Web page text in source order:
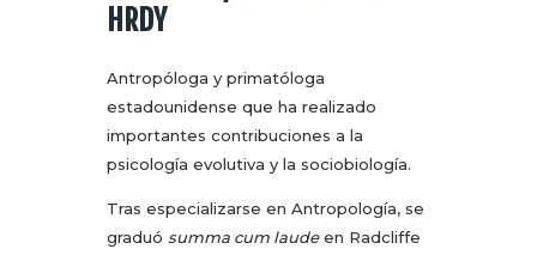
HRDY
Antropóloga y primatóloga
estadounidense que ha realizado
importantes contribuciones a la
psicología evolutiva y la sociobiología.
Tras especializarse en Antropología, se
graduó summa cum laudeen Radcliffe